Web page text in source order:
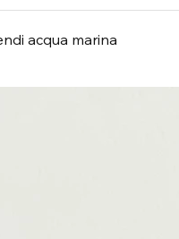
acqua marina